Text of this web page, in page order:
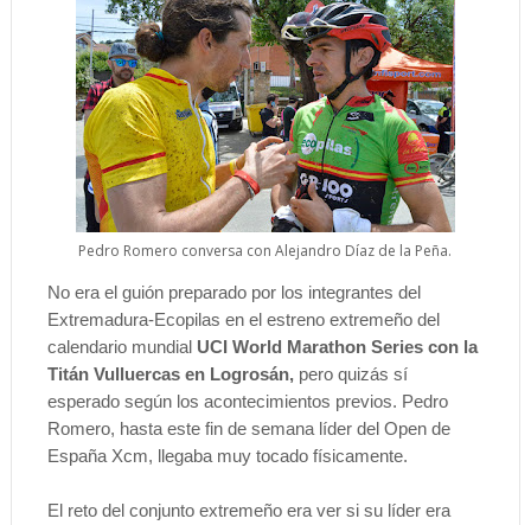
Pedro Romero conversa con Alejandro Díaz de la Peña.
No era el guión preparado por los integrantes del
Extremadura-Ecopilas en el estreno extremeño del
calendario mundial UCI World Marathon Series con la
Titán Vulluercas en Logrosán,pero quizás sí
esperado según los acontecimientos previos. Pedro
Romero, hasta este fin de semana líder del Open de
España Xcm, llegaba muy tocado físicamente.
El reto del conjunto extremeño era ver si su líder era